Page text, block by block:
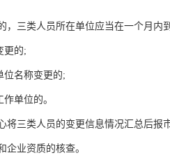
，三类人员所在单位应当在一个月内
更的;
位名称变更的;
单位的。
将三类人员的变更信息情况汇总后报
企业资质的核查。